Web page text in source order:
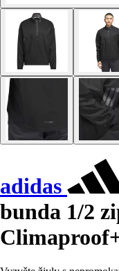
adidas
bunda 1/2